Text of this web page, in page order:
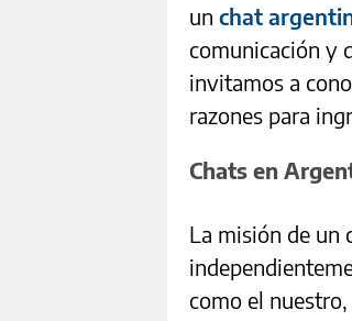
un chat
comunicación y
invitamos a
razones para
Chats en
La misión de un
como el